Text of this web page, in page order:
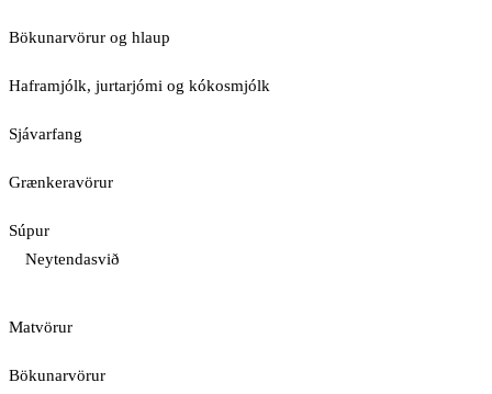
Bökunarvörur og hlaup
Haframjólk, jurtarjómi og kókosmjólk
Sjávarfang
Grænkeravörur
Súpur
Neytendasvið
Matvörur
Bökunarvörur